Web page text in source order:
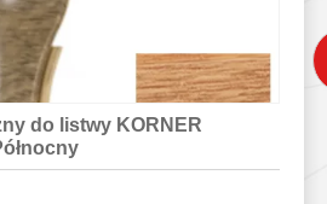
do listwy KORNER